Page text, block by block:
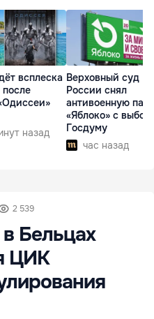
всплеска
назад
Верховный суд
России снял
антивоенную
«Яблоко» с
Госдуму
час назад
2 539
Бельцах
ЦИК